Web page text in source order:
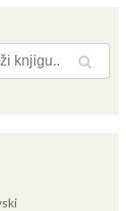
Pretraga